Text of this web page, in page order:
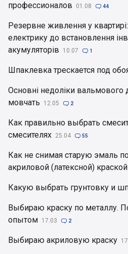
профессионалов
01.08  44
Резервне живлення у
електрику до встановлення
акумуляторів
10.07  1
Шпаклевка трескается под
Основні недоліки вальмового
мовчать
12.05  2
Как правильно выбрать
смесителях 25.04  55
Как не снимая старую эмаль
акриловой (латексной)
Какую выбрать грунтовку и
Выбираю краску по металлу.
опытом 17.03  2
Выбираю акриловую краску